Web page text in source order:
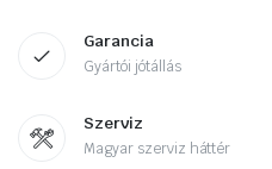
Garancia
Gyártói jótállás
Szerviz
Magyar szerviz háttér